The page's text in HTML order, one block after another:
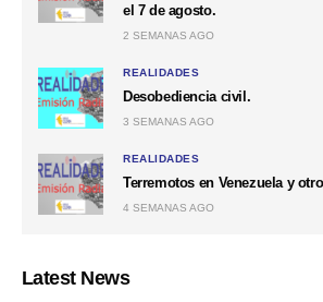
el 7 de agosto.
2 SEMANAS AGO
REALIDADES
Desobediencia civil.
3 SEMANAS AGO
REALIDADES
Terremotos en Venezuela y
4 SEMANAS AGO
Latest News